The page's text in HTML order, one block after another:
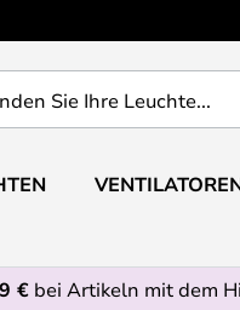
€bei Artikeln mit dem